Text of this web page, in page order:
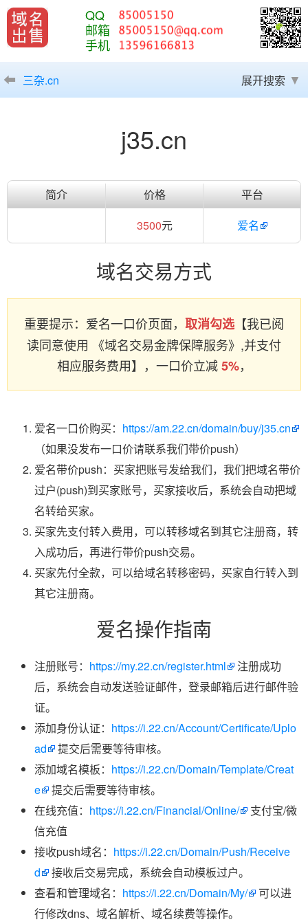
QQ
邮箱
手机
三杂.cn 展开搜索
j35.cn
简介 价格
平台
3500元 爱名
域名交易方式
重要提示：爱名一口价页面， 取消勾选 【我已阅
读同意使用 《域名交易金牌保障服务》,并支付
相应服务费用】，一口价立减5%，
爱名一口价购买： https://am.22.cn/domain/buy/j35.cn
（如果没发布一口价请联系我们带价push）
爱名带价push：买家把账号发给我们，我们把域名带价
过户(push)到买家账号，买家接收后，系统会自动把域
名转给买家。
买家先支付转入费用，可以转移域名到其它注册商，转
入成功后，再进行带价push交易。
买家先付全款，可以给域名转移密码，买家自行转入到
其它注册商。
爱名操作指南
注册账号： https://my.22.cn/register.html
注册成功
后，系统会自动发送验证邮件，登录邮箱后进行邮件验
证。
添加身份认证： https://i.22.cn/Account/Certificate/Uplo
ad
提交后需要等待审核。
添加域名模板： https://i.22.cn/Domain/Template/Creat
e
提交后需要等待审核。
在线充值： https://i.22.cn/Financial/Online/
支付宝/微
信充值
接收push域名： https://i.22.cn/Domain/Push/Receive
d
接收后交易完成，系统会自动模板过户。
查看和管理域名： https://i.22.cn/Domain/My/
可以进
行修改dns、域名解析、域名续费等操作。